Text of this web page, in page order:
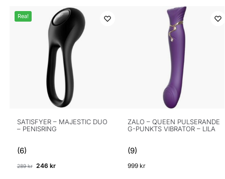
Rea!
SATISFYER – MAJESTIC DUO
– PENISRING
(6)
289kr 246 kr
ZALO – QUEEN PULSERANDE
G-PUNKTS VIBRATOR – LILA
(9)
999 kr